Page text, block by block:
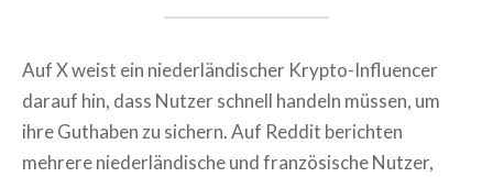
Auf X weist ein niederländischer Krypto-Influencer
darauf hin, dass Nutzer schnell handeln müssen, um
ihre Guthaben zu sichern. Auf Reddit berichten
mehrere niederländische und französische Nutzer,